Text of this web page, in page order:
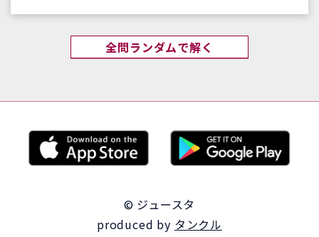
全問ランダムで解く
© ジュースタ
produced by タンクル